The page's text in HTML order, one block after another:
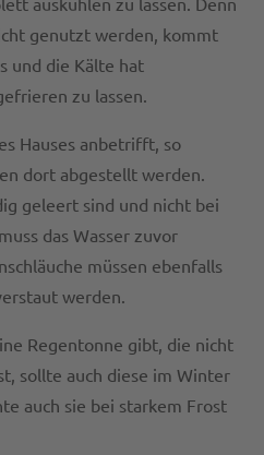
auskühlen zu lassen. Denn
genutzt werden, kommt
und die Kälte hat
zu lassen.
Hauses anbetrifft, so
dort abgestellt werden.
geleert sind und nicht bei
das Wasser zuvor
müssen ebenfalls
werden.
Regentonne gibt, die nicht
sollte auch diese im Winter
auch sie bei starkem Frost